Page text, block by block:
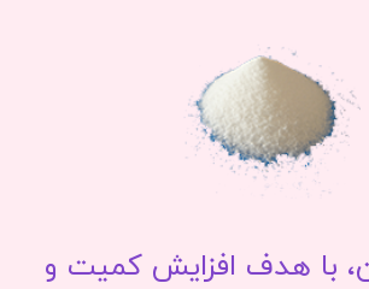
با هدف افزایش کمیت و